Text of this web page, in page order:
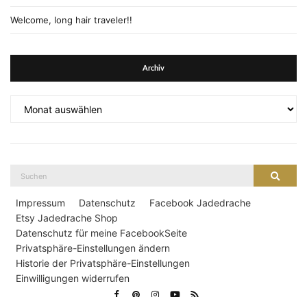
Welcome, long hair traveler!!
Archiv
Suche
Impressum Datenschutz
Facebook Jadedrache
Etsy Jadedrache Shop
Datenschutz für meine FacebookSeite
Privatsphäre-Einstellungen ändern
Historie der Privatsphäre-Einstellungen
Einwilligungen widerrufen